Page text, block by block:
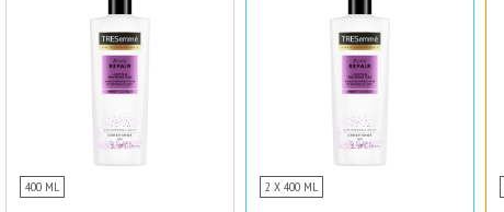
400 ML 2 X 400 ML